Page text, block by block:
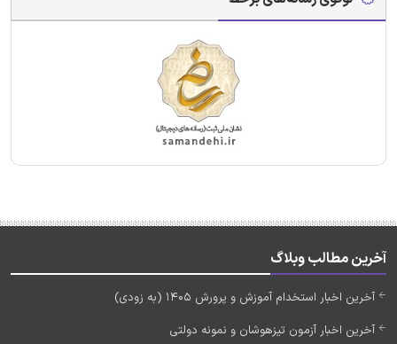
آخرین مطالب وبلاگ
آخرین اخبار استخدام آموزش و پرورش 1405 (به زودی)
آخرین اخبار آزمون تیزهوشان و نمونه دولتی